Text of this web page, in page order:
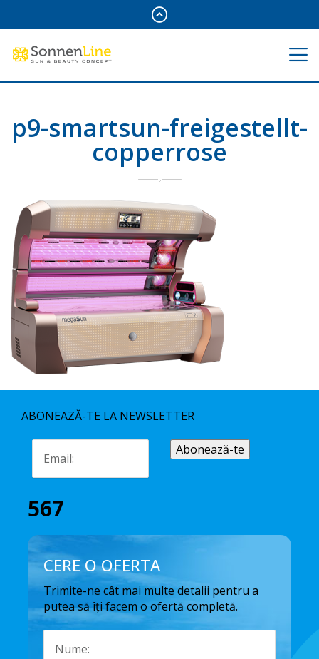
p9-smartsun-freigestellt-
copperrose
ABONEAZĂ-TE LA NEWSLETTER
567
CERE O OFERTA
Trimite-ne cât mai multe detalii pentru a
putea să îți facem o ofertă completă.